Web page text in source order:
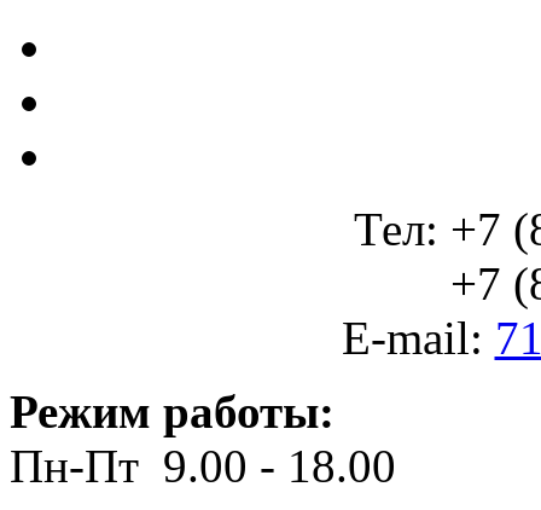
Тел: +7
+7
E-mail:
Режим работы:
Пн-Пт 9.00 - 18.00